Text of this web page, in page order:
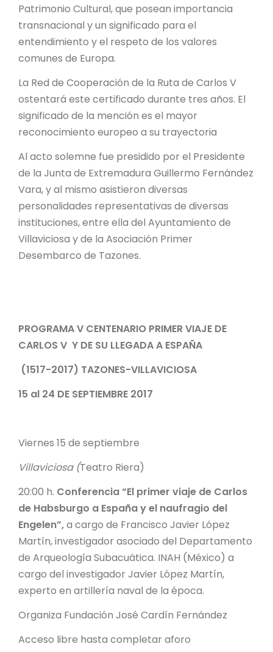
Patrimonio Cultural, que posean importancia
transnacional y un significado para el
entendimiento y el respeto de los valores
comunes de Europa.
La Red de Cooperación de la Ruta de Carlos V
ostentará este certificado durante tres años. El
significado de la mención es el mayor
reconocimiento europeo a su trayectoria
Al acto solemne fue presidido por el Presidente
de la Junta de Extremadura Guillermo Fernández
Vara, y al mismo asistieron diversas
personalidades representativas de diversas
instituciones, entre ella del Ayuntamiento de
Villaviciosa y de la Asociación Primer
Desembarco de Tazones.
PROGRAMA V CENTENARIO PRIMER VIAJE DE
CARLOS V Y DE SU LLEGADA A ESPAÑA
(1517-2017) TAZONES-VILLAVICIOSA
15 al 24 DE SEPTIEMBRE 2017
Viernes 15 de septiembre
Villaviciosa (Teatro Riera)
20:00 h. Conferencia “El primer viaje de Carlos
de Habsburgo a España y el naufragio del
Engelen”,a cargo de Francisco Javier López
Martín, investigador asociado del Departamento
de Arqueología Subacuática. INAH (México) a
cargo del investigador Javier López Martín,
experto en artillería naval de la época.
Organiza Fundación José Cardín Fernández
Acceso libre hasta completar aforo